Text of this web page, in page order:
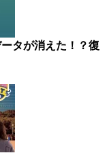
タが消えた！？復